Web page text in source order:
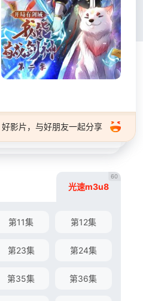
好影片，与好朋友一起分享
光速m3u8
60
第11集 第12集
第23集 第24集
第35集 第36集